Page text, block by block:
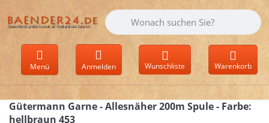
Geben Sie einen Suchbegriff ein.
Menü Anmelden Wunschliste Warenkorb
Gütermann Garne - Allesnäher 200m Spule - Farbe:
hellbraun 453